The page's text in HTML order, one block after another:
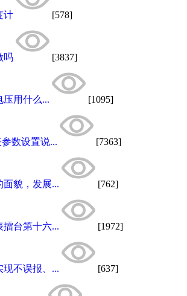
计 [578]
吗 [3837]
压用什么... [1095]
数设置说... [7363]
貌，发展... [762]
擂台第十六... [1972]
不误报、... [637]